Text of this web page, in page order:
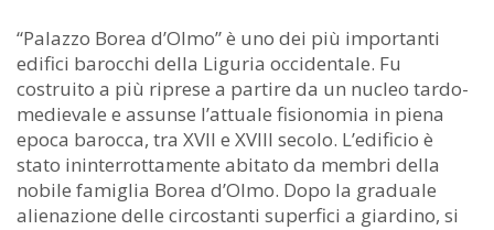
“Palazzo Borea d’Olmo” è uno dei più importanti
edifici barocchi della Liguria occidentale. Fu
costruito a più riprese a partire da un nucleo tardo-
medievale e assunse l’attuale fisionomia in piena
epoca barocca, tra XVII e XVIII secolo. L’edificio è
stato ininterrottamente abitato da membri della
nobile famiglia Borea d’Olmo. Dopo la graduale
alienazione delle circostanti superfici a giardino, si